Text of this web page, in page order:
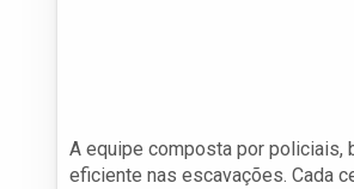
A equipe composta por policiais,
eficiente nas escavações. Cada